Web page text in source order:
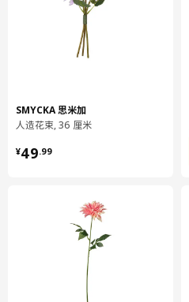
SMYCKA 思米加
人造花束, 36 厘米
¥49.99
¥ 49.99